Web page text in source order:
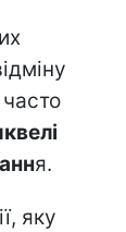
я.
яку